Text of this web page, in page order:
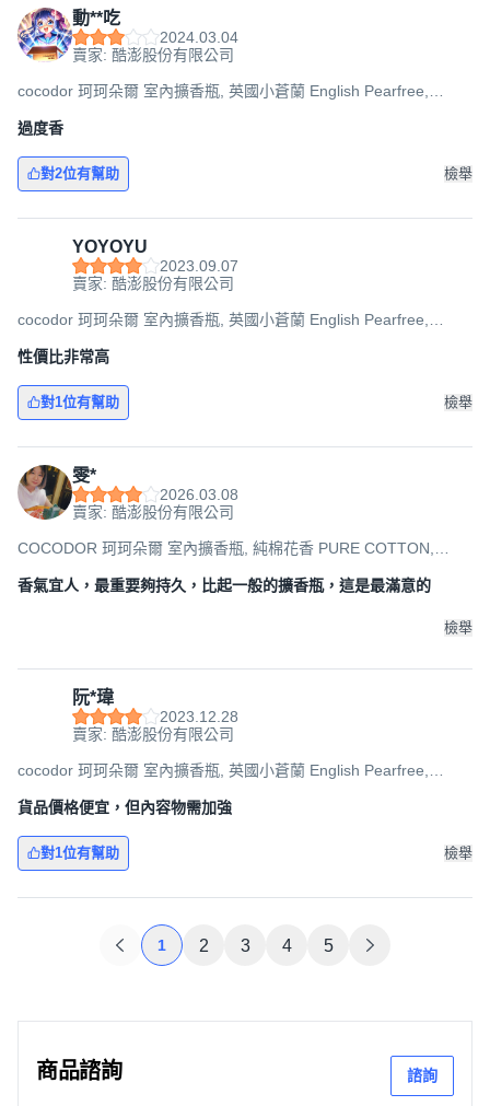
動**吃
2024.03.04
賣家: 酷澎股份有限公司
cocodor 珂珂朵爾 室內擴香瓶, 英國小蒼蘭 English Pearfree,
過度香
對2位有幫助 檢舉
YOYOYU
2023.09.07
賣家: 酷澎股份有限公司
cocodor 珂珂朵爾 室內擴香瓶, 英國小蒼蘭 English Pearfree,
性價比非常高
對1位有幫助 檢舉
雯*
2026.03.08
賣家: 酷澎股份有限公司
COCODOR 珂珂朵爾 室內擴香瓶, 純棉花香 PURE COTTON,
香氣宜人，最重要夠持久，比起一般的擴香瓶，這是最滿意的
檢舉
阮*瑋
2023.12.28
賣家: 酷澎股份有限公司
cocodor 珂珂朵爾 室內擴香瓶, 英國小蒼蘭 English Pearfree,
貨品價格便宜，但內容物需加強
對1位有幫助 檢舉
1 2 3 4 5
商品諮詢 諮詢